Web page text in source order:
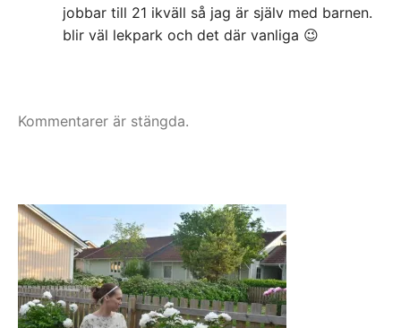
jobbar till 21 ikväll så jag är själv med barnen.
blir väl lekpark och det där vanliga 😉
Kommentarer är stängda.